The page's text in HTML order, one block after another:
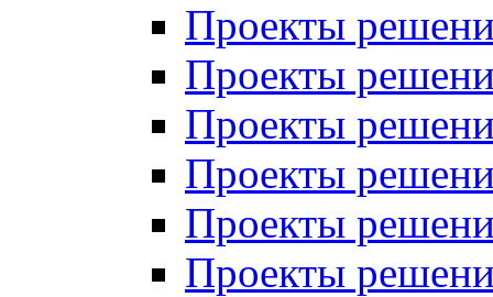
Проекты
Проекты
Проекты
Проекты
Проекты
Проекты